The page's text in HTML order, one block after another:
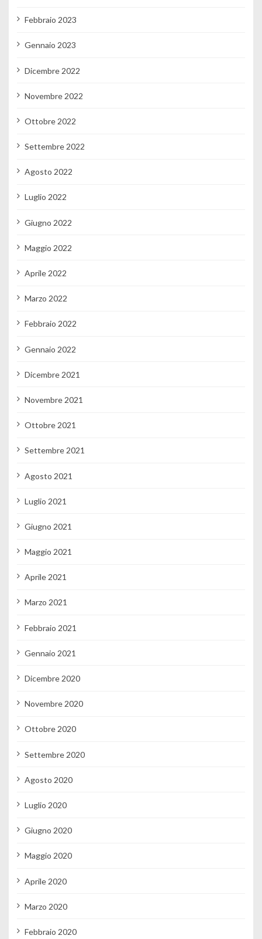
Febbraio 2023
Gennaio 2023
Dicembre 2022
Novembre 2022
Ottobre 2022
Settembre 2022
Agosto 2022
Luglio 2022
Giugno 2022
Maggio 2022
Aprile 2022
Marzo 2022
Febbraio 2022
Gennaio 2022
Dicembre 2021
Novembre 2021
Ottobre 2021
Settembre 2021
Agosto 2021
Luglio 2021
Giugno 2021
Maggio 2021
Aprile 2021
Marzo 2021
Febbraio 2021
Gennaio 2021
Dicembre 2020
Novembre 2020
Ottobre 2020
Settembre 2020
Agosto 2020
Luglio 2020
Giugno 2020
Maggio 2020
Aprile 2020
Marzo 2020
Febbraio 2020